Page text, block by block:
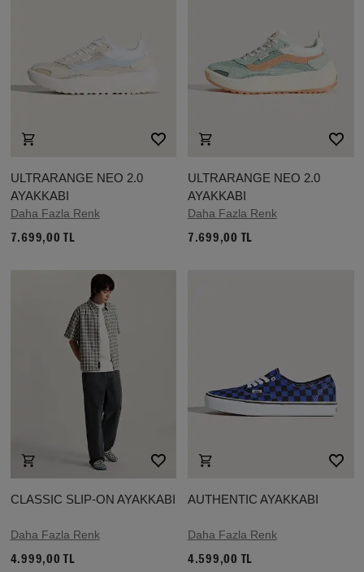
ULTRARANGE NEO 2.0
AYAKKABI
Daha Fazla Renk
7.699,00 TL
ULTRARANGE NEO 2.0
AYAKKABI
Daha Fazla Renk
7.699,00 TL
CLASSIC SLIP-ON AYAKKABI
Daha Fazla Renk
4.999,00 TL
AUTHENTIC AYAKKABI
Daha Fazla Renk
4.599,00 TL